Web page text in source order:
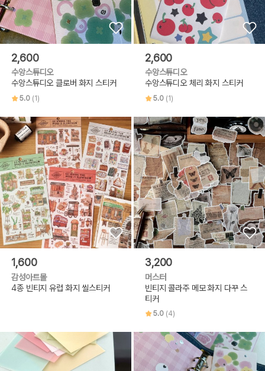
2,600
수앙스튜디오
수앙스튜디오 클로버 화지 스티커
5.0 (1)
2,600
수앙스튜디오
수앙스튜디오 체리 화지 스티커
5.0 (1)
1,600
감성아트몰
4종 빈티지 유럽 화지 씰스티커
3,200
머스터
빈티지 콜라주 메모 화지 다꾸 스
티커
5.0 (4)